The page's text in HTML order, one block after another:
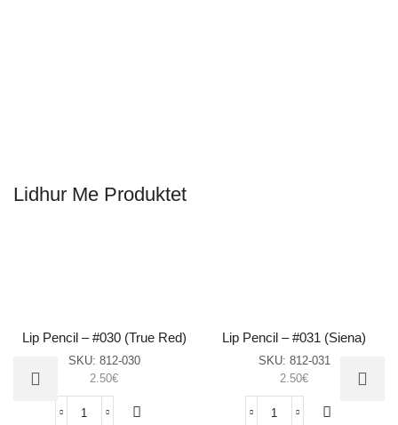
Lidhur Me Produktet
Lip Pencil – #030 (True Red)
SKU: 812-030
2.50€
Lip
Lip Pencil – #031 (Siena)
SKU: 812-031
2.50€
Lip